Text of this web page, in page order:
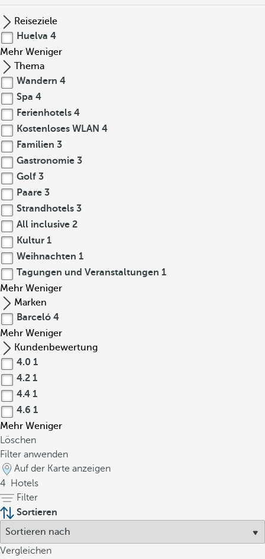
Reiseziele
Huelva 4
Mehr Weniger
Thema
Wandern 4
Spa 4
Ferienhotels 4
Kostenloses WLAN 4
Familien 3
Gastronomie 3
Golf 3
Paare 3
Strandhotels 3
All inclusive 2
Kultur 1
Weihnachten 1
Tagungen und Veranstaltungen 1
Mehr Weniger
Marken
Barceló 4
Mehr Weniger
Kundenbewertung
4.0 1
4.2 1
4.4 1
4.6 1
Mehr Weniger
Löschen
Filter anwenden
Auf der Karte anzeigen
4
Hotels
Filter
Sortieren
Vergleichen